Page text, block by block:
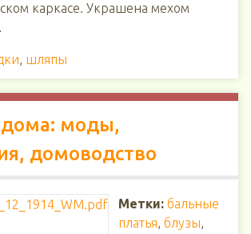
каркасе. Украшена мехом
, шляпы
дома: моды,
домоводство
Метки: бальные
платья, блузы,